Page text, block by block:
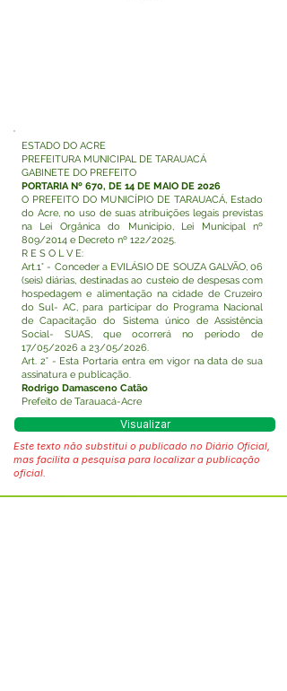
ESTADO DO ACRE
PREFEITURA MUNICIPAL DE TARAUACÁ
GABINETE DO PREFEITO
PORTARIA Nº 670, DE 14 DE MAIO DE 2026
O PREFEITO DO MUNICÍPIO DE TARAUACÁ, Estado
do Acre, no uso de suas atribuições legais previstas
na Lei Orgânica do Município, Lei Municipal nº
809/2014 e Decreto nº 122/2025.
R E S O L V E:
Art.1° - Conceder a EVILÁSIO DE SOUZA GALVÃO, 06
(seis) diárias, destinadas ao custeio de despesas com
hospedagem e alimentação na cidade de Cruzeiro
do Sul- AC, para participar do Programa Nacional
de Capacitação do Sistema único de Assistência
Social- SUAS, que ocorrerá no período de
17/05/2026 a 23/05/2026.
Art. 2° - Esta Portaria entra em vigor na data de sua
assinatura e publicação.
Rodrigo Damasceno Catão
Prefeito de Tarauacá-Acre
Visualizar
Este texto não substitui o publicado no Diário Oficial,
mas facilita a pesquisa para localizar a publicação
oficial.